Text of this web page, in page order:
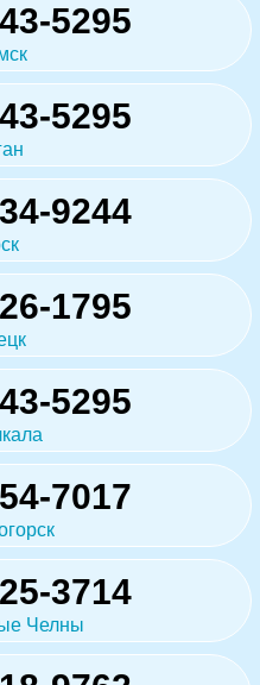
5295
5295
9244
1795
5295
7017
3714
Челны